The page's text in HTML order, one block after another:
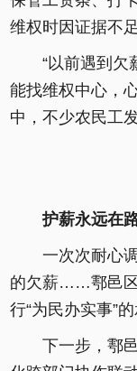
维权时因证据不
“以前遇到欠薪
能找维权中心，
中，不少农民工
护薪永远在
一次次耐心调
的欠薪……鄠邑区
行“为民办实事”的
下一步，鄠邑